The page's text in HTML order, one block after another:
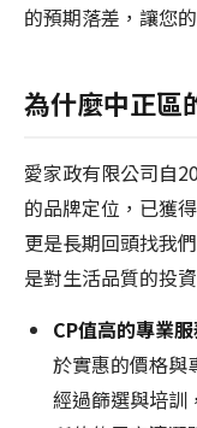
的預期落差，讓您
為什麼中正區
愛家政有限公司自
的品牌定位，已獲
更是長期回頭找我
是對生活品質的投
CP值高的專業
於實惠的價格與
經過篩選與培訓